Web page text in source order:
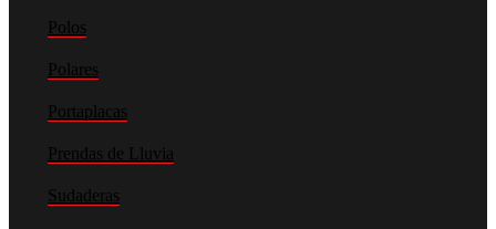
Polos
Polares
Portaplacas
Prendas de Lluvia
Sudaderas